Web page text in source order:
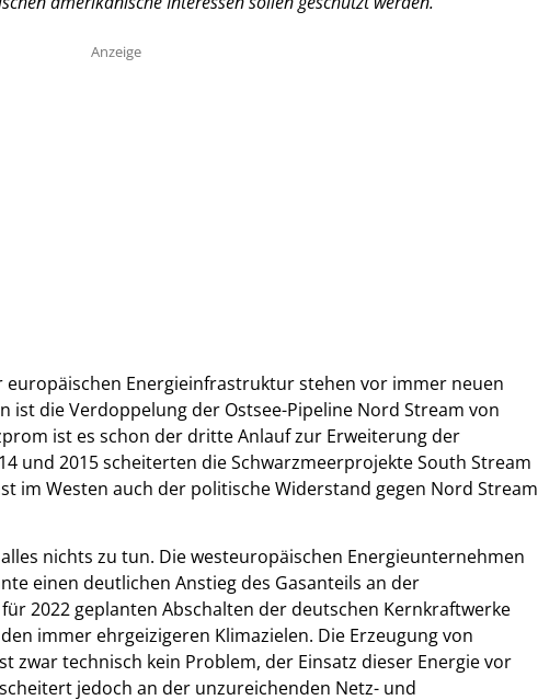
Anzeige
europäischen Energieinfrastruktur stehen vor immer neuen
die Verdoppelung der Ostsee-Pipeline Nord Stream von
ist es schon der dritte Anlauf zur Erweiterung der
und 2015 scheiterten die Schwarzmeerprojekte South Stream
im Westen auch der politische Widerstand gegen Nord Stream
nichts zu tun. Die westeuropäischen Energieunternehmen
einen deutlichen Anstieg des Gasanteils an der
2022 geplanten Abschalten der deutschen Kernkraftwerke
immer ehrgeizigeren Klimazielen. Die Erzeugung von
zwar technisch kein Problem, der Einsatz dieser Energie vor
jedoch an der unzureichenden Netz- und